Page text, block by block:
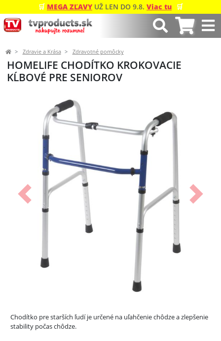
🛒 MEGA ZĽAVY UŽ LEN DO 9.8. Viac tu 🛒
Zdravie a Krása Zdravotné pomôcky
HOMELIFE CHODÍTKO KROKOVACIE
KĹBOVÉ PRE SENIOROV
Predchádzajúci Ďalší
Chodítko pre starších ľudí je určené na uľahčenie chôdze a zlepšenie
stability počas chôdze.